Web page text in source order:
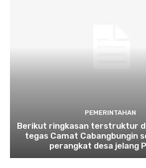
PEMERINTAHAN
Berikut ringkasan terstruktur
tegas Camat Cabangbungin
perangkat desa jelang